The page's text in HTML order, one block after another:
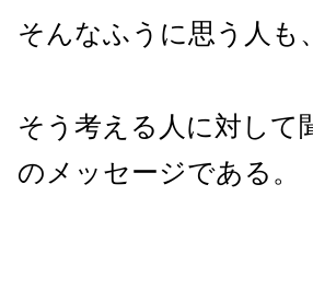
そんなふうに思う人
そう考える人に対して
のメッセージである。